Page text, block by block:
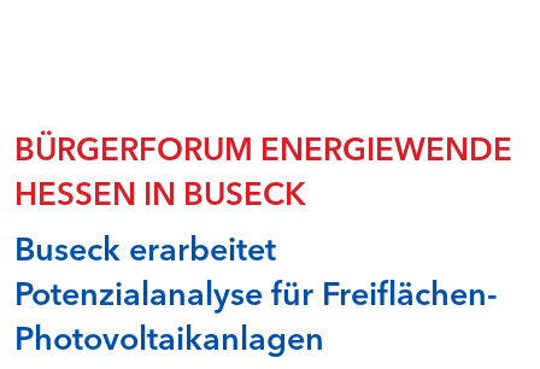
Speicher in der Energiewende II - Faktencheck
Stabilität durch Flexibilität - Faktencheck
Überwachung von Windenergieanlagen in Hessen
Wasserkraft - Faktencheck
Windenergie und Landschaftsbild - Faktencheck
Windenergieflächen steuern
Windenergie und Tourismus - Faktencheck
Qualitätssicherung Gutachten - Fachdialog
Faktencheck Wärmewende
BÜRGERFORUM ENERGIEWENDE
HESSEN IN BUSECK
Buseck erarbeitet
Potenzialanalyse für Freiflächen-
Photovoltaikanlagen